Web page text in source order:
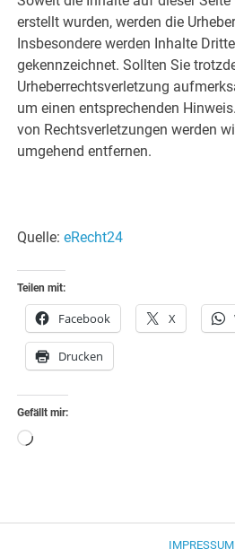
erstellt wurden, werden die
Insbesondere werden Inhalte
gekennzeichnet. Sollten Sie
Urheberrechtsverletzung
um einen entsprechenden
von Rechtsverletzungen werden
umgehend entfernen.
Quelle:eRecht24
Teilen mit:
Facebook X
Drucken
Gefällt mir:
Wird
IMPRESSUM